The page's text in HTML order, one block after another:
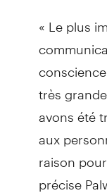
« Le plus
très
avons été
aux
raison
précise